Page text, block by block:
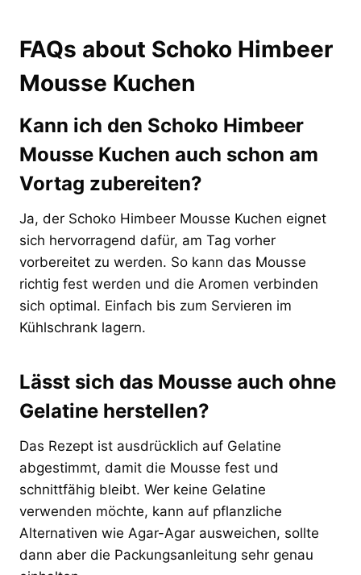
FAQs about Schoko Himbeer
Mousse Kuchen
Kann ich den Schoko Himbeer
Mousse Kuchen auch schon am
Vortag zubereiten?
Ja, der Schoko Himbeer Mousse Kuchen eignet
sich hervorragend dafür, am Tag vorher
vorbereitet zu werden. So kann das Mousse
richtig fest werden und die Aromen verbinden
sich optimal. Einfach bis zum Servieren im
Kühlschrank lagern.
Lässt sich das Mousse auch ohne
Gelatine herstellen?
Das Rezept ist ausdrücklich auf Gelatine
abgestimmt, damit die Mousse fest und
schnittfähig bleibt. Wer keine Gelatine
verwenden möchte, kann auf pflanzliche
Alternativen wie Agar-Agar ausweichen, sollte
dann aber die Packungsanleitung sehr genau